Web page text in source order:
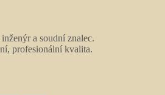
a soudní znalec.
profesionální kvalita.